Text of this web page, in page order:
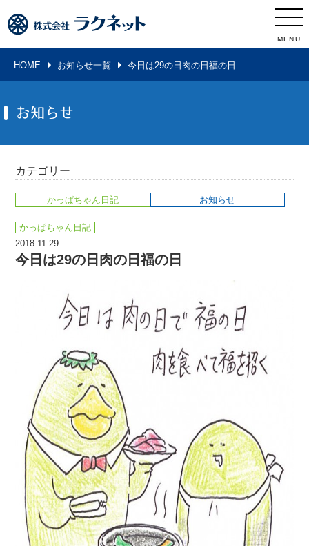
MENU
HOME お知らせ一覧 今日は29の日肉の日福の日
お知らせ
かっぱちゃん日記
2018.11.29
今日は29の日肉の日福の日
カテゴリー
かっぱちゃん日記 お知らせ